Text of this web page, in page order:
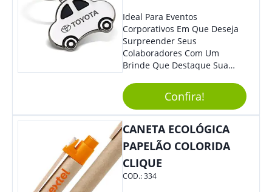
Ideal Para Eventos
Corporativos Em Que Deseja
Surpreender Seus
Colaboradores Com Um
Brinde Que Destaque Sua
Formato De Carro É Ideal!
Elaborado Com Metal,
Material Resistente E Durável,
O Item Conta Também Com
Lindo Design.
Confira!
CANETA ECOLÓGICA
PAPELÃO COLORIDA
CLIQUE
COD.:334